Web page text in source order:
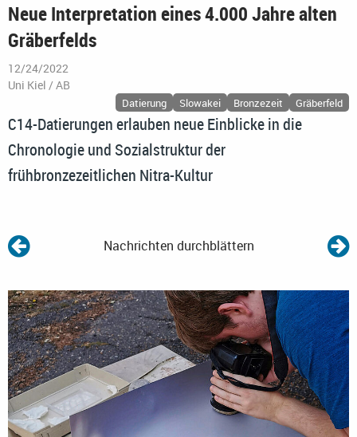
Neue Interpretation eines 4.000 Jahre alten
Gräberfelds
12/24/2022
Uni Kiel / AB
Datierung Slowakei Bronzezeit Gräberfeld
C14-Datierungen erlauben neue Einblicke in die
Chronologie und Sozialstruktur der
frühbronzezeitlichen Nitra-Kultur
Nachrichten durchblättern